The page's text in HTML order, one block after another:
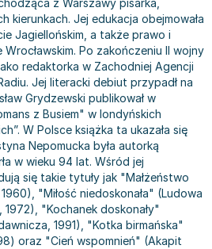
bankowość
i listy
książkii technikum
i technikum
i technikum
i technikum
zawodowej
zawodowej
zawodowej
zawodowej
lat
do 2 lat
Polska
Świat
z Warszawy pisarka,
kierunkach. Jej edukacja obejmowała
Jagiellońskim, a także prawo i
Po zakończeniu II wojny
redaktorka w Zachodniej Agencji
Jej literacki debiut przypadł na
Grydzewski publikował w
z Busiem" w londyńskich
W Polsce książka ta ukazała się
Nepomucka była autorką
w wieku 94 lat. Wśród jej
się takie tytuły jak "Małżeństwo
"Miłość niedoskonała" (Ludowa
"Kochanek doskonały"
1991), "Kotka birmańska"
oraz "Cień wspomnień" (Akapit